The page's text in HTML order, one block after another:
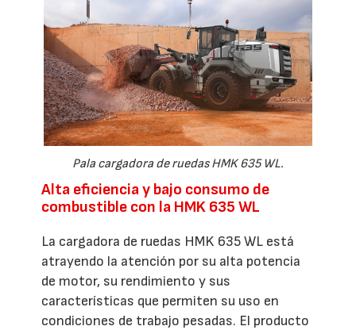
Pala cargadora de ruedas HMK 635 WL.
Alta eficiencia y bajo consumo de
combustible con la HMK 635 WL
La cargadora de ruedas HMK 635 WL está
atrayendo la atención por su alta potencia
de motor, su rendimiento y sus
características que permiten su uso en
condiciones de trabajo pesadas. El producto